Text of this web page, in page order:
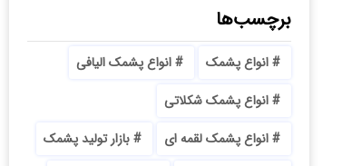
برچسب‌ها
انواع پشمک
انواع پشمک الیافی
انواع پشمک شکلاتی
انواع پشمک لقمه ای
بازار تولید پشمک